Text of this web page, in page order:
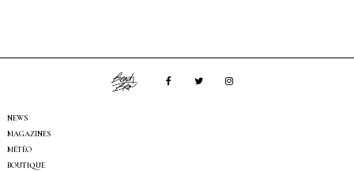
NEWS
MAGAZINES
MÉTÉO
BOUTIQUE